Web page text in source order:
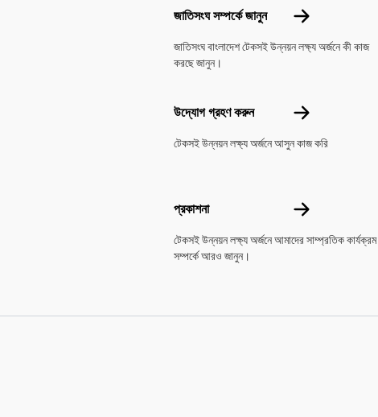
জাতিসংঘ সম্পর্কে জানুন জাতিসংঘ সম্পর্কে জানুন
জাতিসংঘ বাংলাদেশ টেকসই উন্নয়ন লক্ষ্য অর্জনে কী কাজ
করছে জানুন।
উদ্যোগ গ্রহণ করুন উদ্যোগ গ্রহণ করুন
টেকসই উন্নয়ন লক্ষ্য অর্জনে আসুন কাজ করি
প্রকাশনা প্রকাশনা
টেকসই উন্নয়ন লক্ষ্য অর্জনে আমাদের সাম্প্রতিক কার্যক্রম
সম্পর্কে আরও জানুন।